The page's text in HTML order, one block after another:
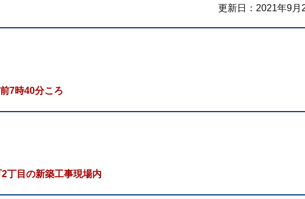
更新日：2021年9月
7時40分ころ
丁目の新築工事現場内